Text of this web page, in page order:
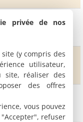
privée de nos
(y compris des
utilisateur,
site, réaliser des
des offres
vous pouvez
refuser